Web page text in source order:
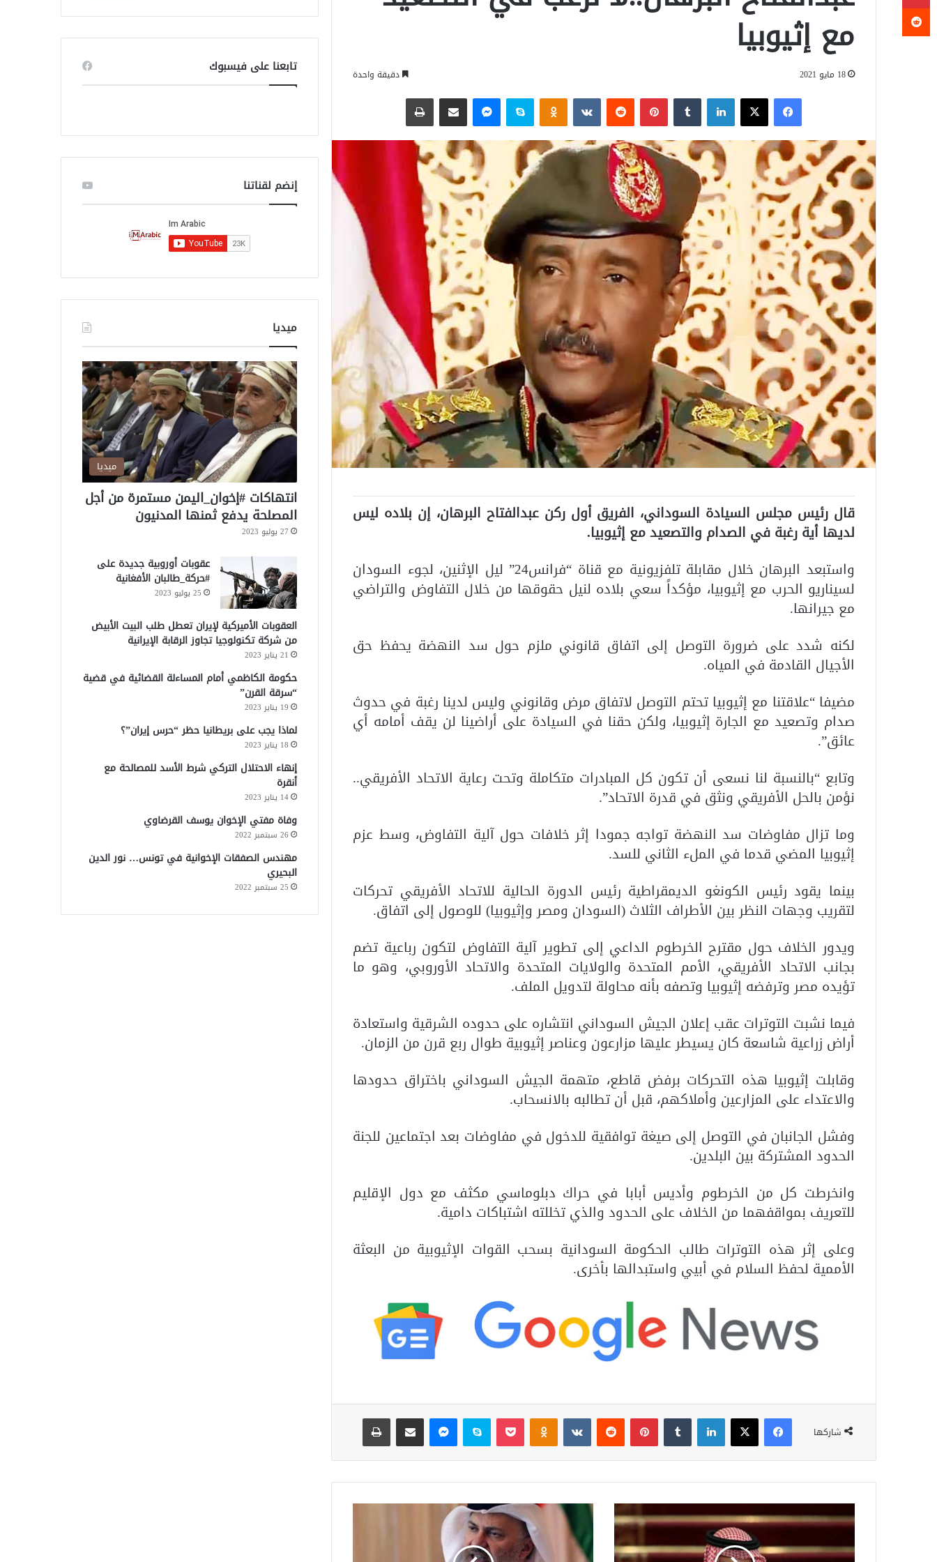
مع إثيوبيا
18 مايو 2021 دقيقة واحدة
فيسبوك ‫X لينكدإن بينتيريست سكايب
قال رئيس مجلس السيادة السوداني، الفريق أول ركن عبدالفتاح البرهان، إن بلاده ليس
لديها أية رغبة في الصدام والتصعيد مع إثيوبيا.
واستبعد البرهان خلال مقابلة تلفزيونية مع قناة “فرانس24” ليل الإثنين، لجوء السودان
لسيناريو الحرب مع إثيوبيا، مؤكداً سعي بلاده لنيل حقوقها من خلال التفاوض والتراضي
مع جيرانها.
لكنه شدد على ضرورة التوصل إلى اتفاق قانوني ملزم حول سد النهضة يحفظ حق
الأجيال القادمة في المياه.
مضيفا “علاقتنا مع إثيوبيا تحتم التوصل لاتفاق مرض وقانوني وليس لدينا رغبة في حدوث
صدام وتصعيد مع الجارة إثيوبيا، ولكن حقنا في السيادة على أراضينا لن يقف أمامه أي
عائق”.
وتابع “بالنسبة لنا نسعى أن تكون كل المبادرات متكاملة وتحت رعاية الاتحاد الأفريقي..
نؤمن بالحل الأفريقي ونثق في قدرة الاتحاد”.
وما تزال مفاوضات سد النهضة تواجه جمودا إثر خلافات حول آلية التفاوض، وسط عزم
إثيوبيا المضي قدما في الملء الثاني للسد.
بينما يقود رئيس الكونغو الديمقراطية رئيس الدورة الحالية للاتحاد الأفريقي تحركات
لتقريب وجهات النظر بين الأطراف الثلاث (السودان ومصر وإثيوبيا) للوصول إلى اتفاق.
ويدور الخلاف حول مقترح الخرطوم الداعي إلى تطوير آلية التفاوض لتكون رباعية تضم
بجانب الاتحاد الأفريقي، الأمم المتحدة والولايات المتحدة والاتحاد الأوروبي، وهو ما
تؤيده مصر وترفضه إثيوبيا وتصفه بأنه محاولة لتدويل الملف.
فيما نشبت التوترات عقب إعلان الجيش السوداني انتشاره على حدوده الشرقية واستعادة
أراض زراعية شاسعة كان يسيطر عليها مزارعون وعناصر إثيوبية طوال ربع قرن من الزمان.
وقابلت إثيوبيا هذه التحركات برفض قاطع، متهمة الجيش السوداني باختراق حدودها
والاعتداء على المزارعين وأملاكهم، قبل أن تطالبه بالانسحاب.
وفشل الجانبان في التوصل إلى صيغة توافقية للدخول في مفاوضات بعد اجتماعين للجنة
الحدود المشتركة بين البلدين.
وانخرطت كل من الخرطوم وأديس أبابا في حراك دبلوماسي مكثف مع دول الإقليم
للتعريف بمواقفهما من الخلاف على الحدود والذي تخللته اشتباكات دامية.
وعلى إثر هذه التوترات طالب الحكومة السودانية بسحب القوات الإثيوبية من البعثة
الأممية لحفظ السلام في أبيي واستبدالها بأخرى.
شاركها
فيسبوك ‫X لينكدإن بينتيريست سكايب
ف
ي
ل
ق
ر
ق
ح
تابعنا على فيسبوك
إنضم لقناتنا
ميديا
ميديا
انتهاكات #إخوان_اليمن مستمرة من أجل
المصلحة يدفع ثمنها المدنيون
27 يوليو 2023
عقوبات أوروبية جديدة على
#حركة_طالبان الأفغانية
25 يوليو 2023
العقوبات الأميركية لإيران تعطل طلب البيت الأبيض
من شركة تكنولوجيا تجاوز الرقابة الإيرانية
21 يناير 2023
حكومة الكاظمي أمام المساءلة القضائية في قضية
“سرقة القرن”
19 يناير 2023
لماذا يجب على بريطانيا حظر “حرس إيران”؟
18 يناير 2023
إنهاء الاحتلال التركي شرط الأسد للمصالحة مع
أنقرة
14 يناير 2023
وفاة مفتي الإخوان يوسف القرضاوي
26 سبتمبر 2022
مهندس الصفقات الإخوانية في تونس… نور الدين
البحيري
25 سبتمبر 2022